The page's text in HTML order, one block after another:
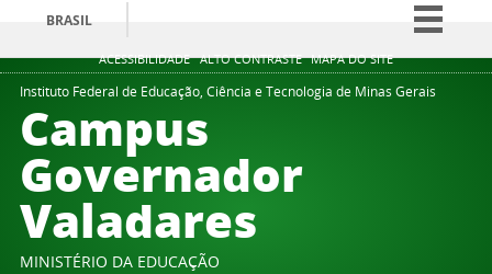
ACESSIBILIDADE ALTO CONTRASTE MAPA DO SITE
BRASIL
Simplifique!
Comunica BR
Instituto Federal de Educação, Ciência e Tecnologia de Minas Gerais
Campus
Governador
Valadares
MINISTÉRIO DA EDUCAÇÃO